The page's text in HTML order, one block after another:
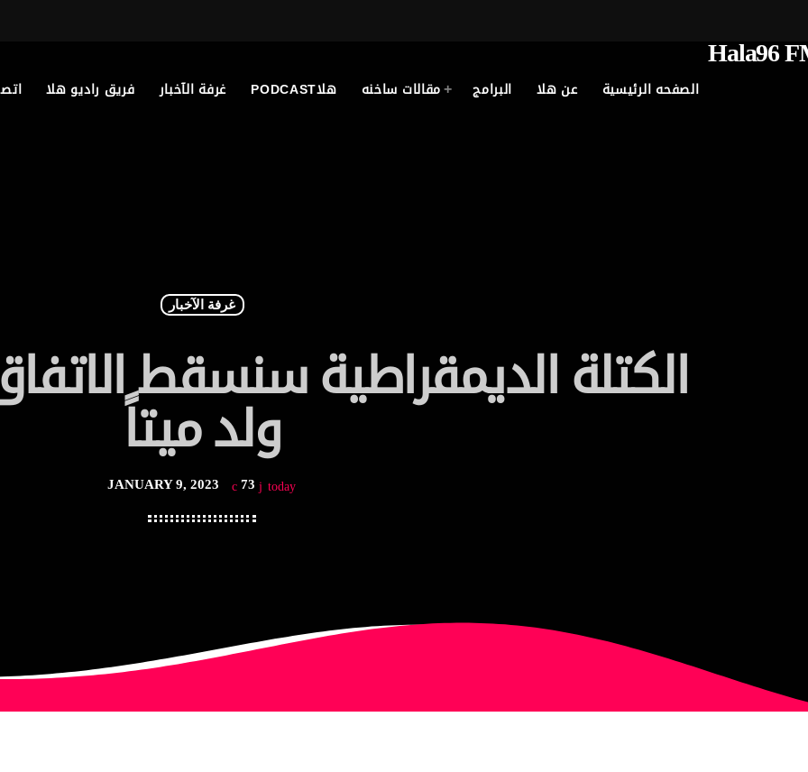
الصفحه الرئيسية عن هلا البرامج مقالات ساخنه هلاPODCAST غرفة الآخبار فريق راديو هلا
غرفة الآخبار
الكتلة الديمقراطية سنسقط
ولد ميتاً
today
JANUARY 9, 2023 73